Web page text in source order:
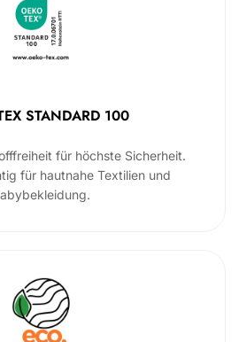
STANDARD 100
für höchste Sicherheit.
für hautnahe Textilien und